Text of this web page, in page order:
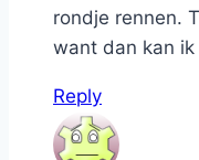
rondje rennen.
want dan kan
Reply